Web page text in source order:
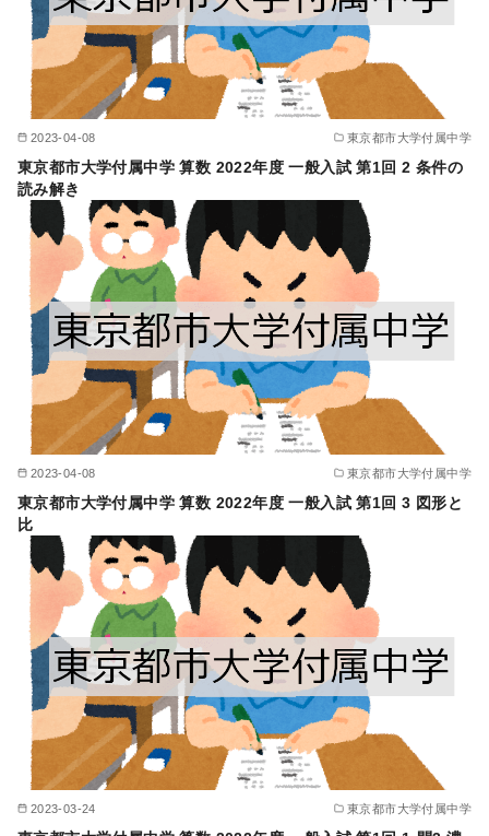
2023-04-08 東京都市大学付属中学
東京都市大学付属中学 算数 2022年度 一般入試 第1回 2 条件の
読み解き
2023-04-08 東京都市大学付属中学
東京都市大学付属中学 算数 2022年度 一般入試 第1回 3 図形と
比
2023-03-24 東京都市大学付属中学